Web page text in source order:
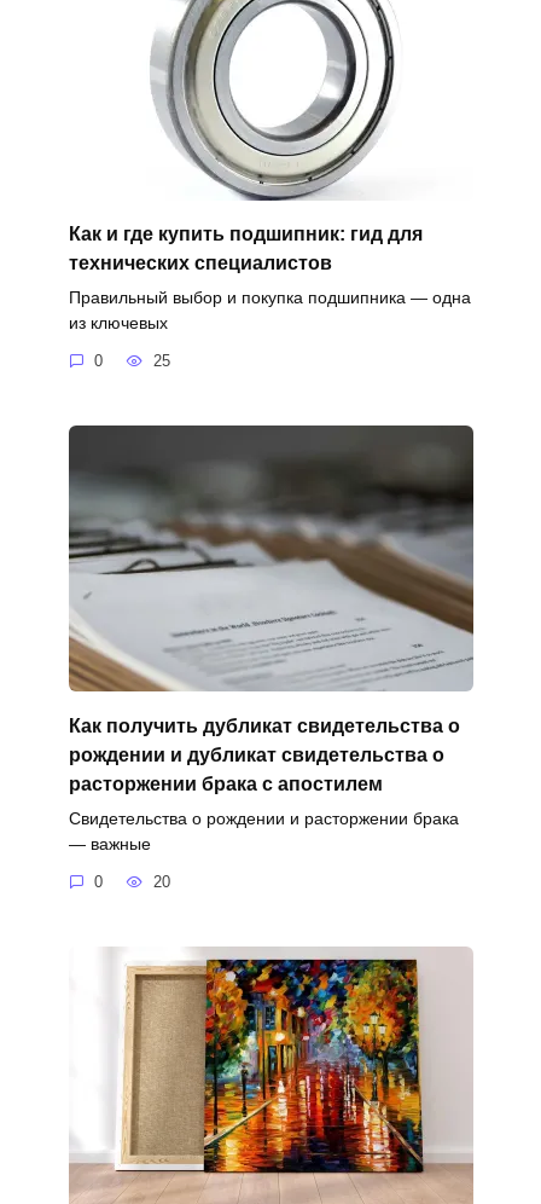
Как и где купить подшипник: гид для
технических специалистов
Правильный выбор и покупка подшипника — одна
из ключевых
0 25
Как получить дубликат свидетельства о
рождении и дубликат свидетельства о
расторжении брака с апостилем
Свидетельства о рождении и расторжении брака
— важные
0 20